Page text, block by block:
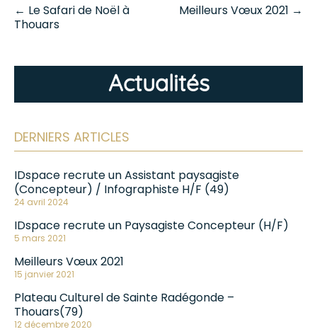
Navigation
des
← Le Safari de Noël à
Thouars
Meilleurs Vœux 2021 →
Actualités
DERNIERS ARTICLES
IDspace recrute un Assistant paysagiste
(Concepteur) / Infographiste H/F (49)
24 avril 2024
IDspace recrute un Paysagiste Concepteur (H/F)
5 mars 2021
Meilleurs Vœux 2021
15 janvier 2021
Plateau Culturel de Sainte Radégonde –
Thouars(79)
12 décembre 2020